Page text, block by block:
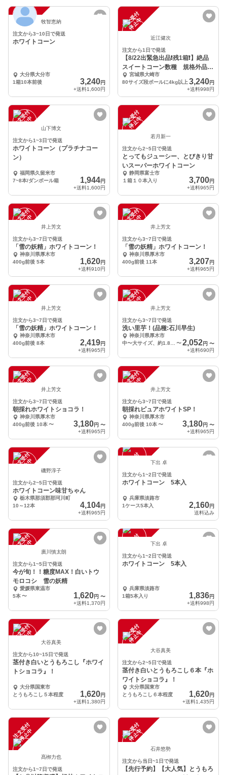
注
文
受
付
停
止
中 牧智恵納
注文から3~10日で発送
ホワイトコーン
大分県大分市
1箱10本前後
3,240円
+送料1,600円
注
文
受
付
停
止
中
近江健次
注文から1日で発送
【8/22出緊急出品❗️残1箱❗️】絶品
スイートコーン数種 規格外品詰
合セット
宮城県大崎市
80サイズ段ボールに4kg以上 3,240円
+送料998円
注
文
受
付
停
止
中 山下博文
注文から1~3日で発送
ホワイトコーン（プラチナコー
ン）
福岡県久留米市
7~8本/ダンボール箱
1,944円
+送料1,600円
注
文
受
付
停
止
中
若月新一
注文から2~5日で発送
とってもジューシー、とびきり甘
いスーパーホワイトコーン
静岡県富士市
１箱１０本入り
3,700円
+送料965円
注
文
受
付
停
止
中 井上芳文
注文から3~7日で発送
「雪の妖精」ホワイトコーン！
神奈川県厚木市
400g前後 5本
1,620円
+送料910円
注
文
受
付
停
止
中 井上芳文
注文から3~7日で発送
「雪の妖精」ホワイトコーン！
神奈川県厚木市
400g前後 11本
3,207円
+送料965円
注
文
受
付
停
止
中 井上芳文
注文から3~7日で発送
「雪の妖精」ホワイトコーン！
神奈川県厚木市
400g前後 8本
2,419円
+送料965円
注
文
受
付
停
止
中 井上芳文
注文から3~7日で発送
洗い里芋！(品種:石川早生)
神奈川県厚木市
〜2,052円 〜
+送料690円
注
文
受
付
停
止
中 井上芳文
注文から3~7日で発送
朝採れホワイトショコラ！
神奈川県厚木市
400g前後 10本〜 3,180円 〜
+送料965円
注
文
受
付
停
止
中 井上芳文
注文から3~7日で発送
朝採れピュアホワイトSP！
神奈川県厚木市
400g前後 10本 〜 3,180円 〜
+送料965円
注
文
受
付
停
止
中 磯野淳子
注文から2~5日で発送
ホワイトコーン味甘ちゃん
栃木県那須郡那珂川町
10～12本
4,104円
+送料965円
注
文
受
付
停
止 下出 卓
注文から1~2日で発送
ホワイトコーン 5本入
兵庫県淡路市
1ケース5本入
2,160円
送料込み
注
文
受
付
停
止
中 廣川慎太朗
注文から1~5日で発送
今が旬！！糖度MAX！白いトウ
モロコシ 雪の妖精
愛媛県東温市
5本〜 1,620円 〜
+送料1,370円
注
文
受
付
停
止 下出 卓
注文から1~2日で発送
ホワイトコーン 5本入
兵庫県淡路市
1箱5本入り
1,836円
+送料998円
注
文
受
付
停
止
中 大谷真美
注文から10~15日で発送
茎付き白いとうもろこし『ホワイ
トショコラ』！
大分県国東市
とうもろこし５本程度
1,620円
+送料1,380円
注
文
受
付
停
止
中
大谷真美
注文から2~5日で発送
茎付き白いとうもろこし６本『ホ
ワイトショコラ』！
大分県国東市
とうもろこし６本程度
1,620円
+送料1,435円
注
文
受
付
停
止
中
髙栁力也
注文から1~7日で発送
注
文
受
付
停
止
中
石井悠勢
注文から当日~1日で発送
【先行予約】【大人気】とうもろ